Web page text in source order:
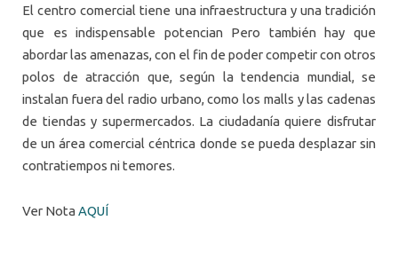
El centro comercial tiene una infraestructura y una tradición
que es indispensable potencian Pero también hay que
abordar las amenazas, con el fin de poder competir con otros
polos de atracción que, según la tendencia mundial, se
instalan fuera del radio urbano, como los malls y las cadenas
de tiendas y supermercados. La ciudadanía quiere disfrutar
de un área comercial céntrica donde se pueda desplazar sin
contratiempos ni temores.
Ver Nota AQUÍ